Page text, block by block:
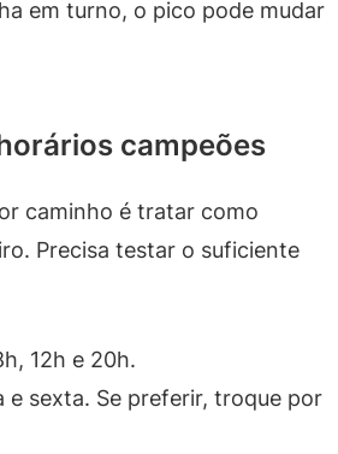
em turno, o pico pode mudar
campeões
caminho é tratar como
Precisa testar o suficiente
12h e 20h.
e sexta. Se preferir, troque por